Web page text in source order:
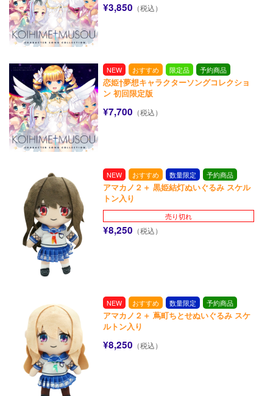
¥3,850 （税込）
NEW おすすめ 限定品 予約商品
恋姫†夢想キャラクターソングコレクショ
ン 初回限定版
¥7,700 （税込）
NEW おすすめ 数量限定 予約商品
アマカノ２＋ 黒姫結灯ぬいぐるみ スケル
トン入り
売り切れ
¥8,250 （税込）
NEW おすすめ 数量限定 予約商品
アマカノ２＋ 蔦町ちとせぬいぐるみ スケ
ルトン入り
¥8,250 （税込）